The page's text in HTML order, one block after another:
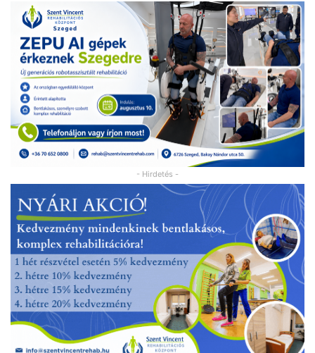
- Hirdetés -